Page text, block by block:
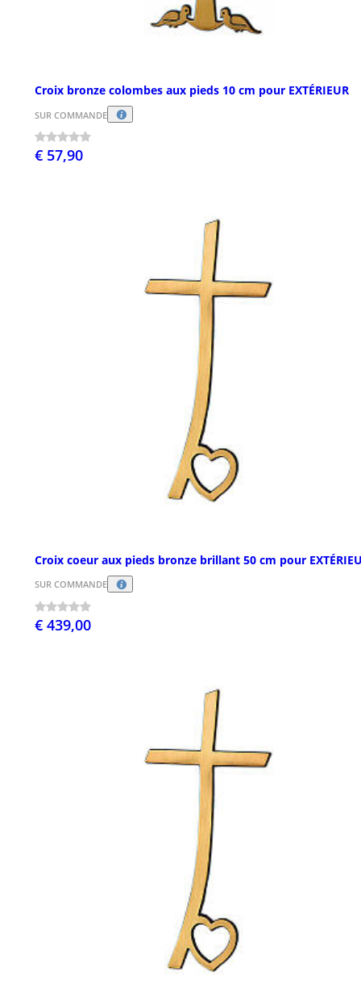
Croix bronze colombes aux pieds 10 cm pour EXTÉRIEUR
SUR COMMANDE
€ 57,90
Croix coeur aux pieds bronze brillant 50 cm pour
SUR COMMANDE
€ 439,00